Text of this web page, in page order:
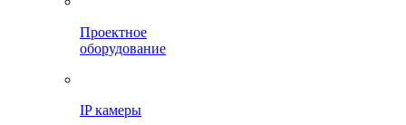
Проектное
оборудование
IP камеры